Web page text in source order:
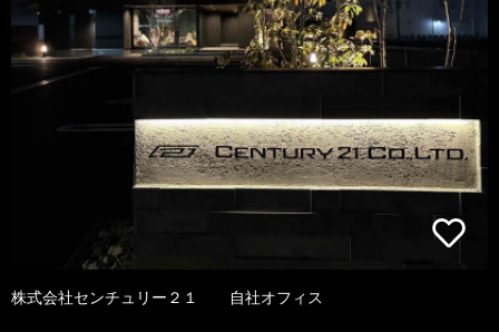
株式会社センチュリー２１ 自社オフィス